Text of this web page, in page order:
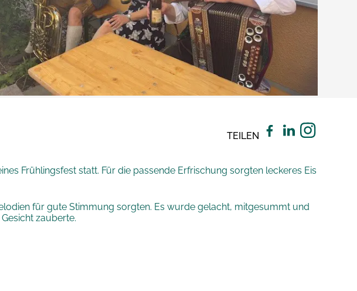
TEILEN
Frühlingsfest statt. Für die passende Erfrischung sorgten leckeres Eis
für gute Stimmung sorgten. Es wurde gelacht, mitgesummt und
zauberte.